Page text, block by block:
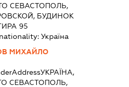
СЕВАСТОПОЛЬ,
БУДИНОК
95
Україна
МИХАЙЛО
УКРАЇНА,
СЕВАСТОПОЛЬ,